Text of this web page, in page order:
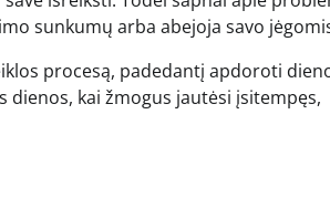
sunkumų arba abejoja savo
procesą, padedantį apdoroti
dienos, kai žmogus jautėsi įsitempęs,